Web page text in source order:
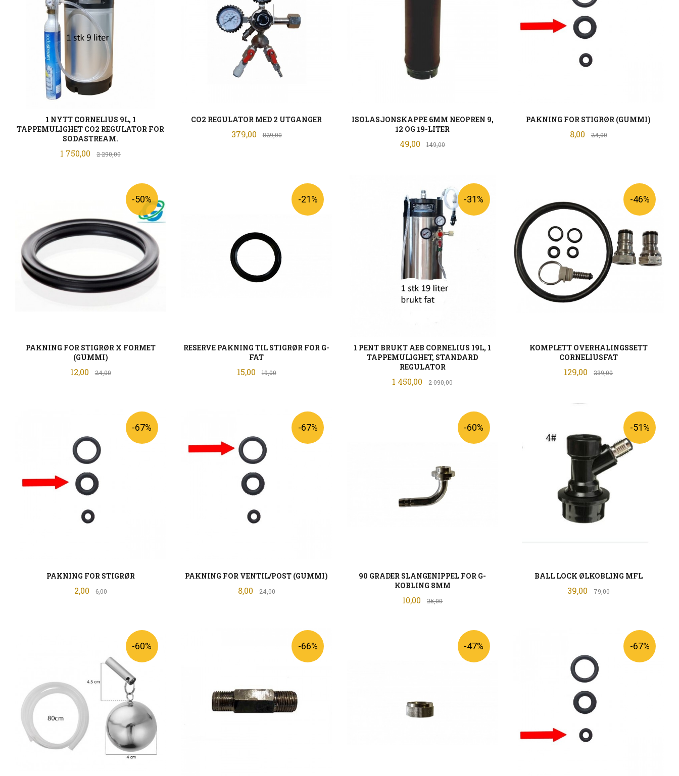
1 NYTT CORNELIUS 9L, 1
TAPPEMULIGHET CO2 REGULATOR FOR
SODASTREAM.
Tilbud
1 750,00 2 290,00Rabatt
CO2 REGULATOR MED 2 UTGANGER
Tilbud
379,00 829,00Rabatt
ISOLASJONSKAPPE 6MM NEOPREN 9,
12 OG 19-LITER
Tilbud
49,00 149,00Rabatt
PAKNING FOR STIGRØR (GUMMI)
Tilbud
8,00 24,00Rabatt
PAKNING FOR STIGRØR X FORMET
(GUMMI)
Tilbud
12,00 24,00Rabatt
-50%
RESERVE PAKNING TIL STIGRØR FOR G-
FAT
Tilbud
15,00 19,00Rabatt
-21%
1 PENT BRUKT AEB CORNELIUS 19L, 1
TAPPEMULIGHET, STANDARD
REGULATOR
Tilbud
1 450,00 2 090,00Rabatt
-31%
KOMPLETT OVERHALINGSSETT
CORNELIUSFAT
Tilbud
129,00 239,00Rabatt
-46%
PAKNING FOR STIGRØR
Tilbud
2,00 6,00Rabatt
-67%
PAKNING FOR VENTIL/POST (GUMMI)
Tilbud
8,00 24,00Rabatt
-67%
90 GRADER SLANGENIPPEL FOR G-
KOBLING 8MM
Tilbud
10,00 25,00Rabatt
-60%
BALL LOCK ØLKOBLING MFL
Tilbud
39,00 79,00Rabatt
-51%
-60% -66% -47% -67%